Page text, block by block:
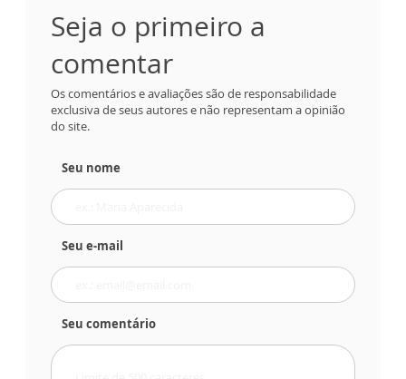
Seja o primeiro a
comentar
Os comentários e avaliações são de responsabilidade
exclusiva de seus autores e não representam a opinião
do site.
Seu nome
Seu e-mail
Seu comentário